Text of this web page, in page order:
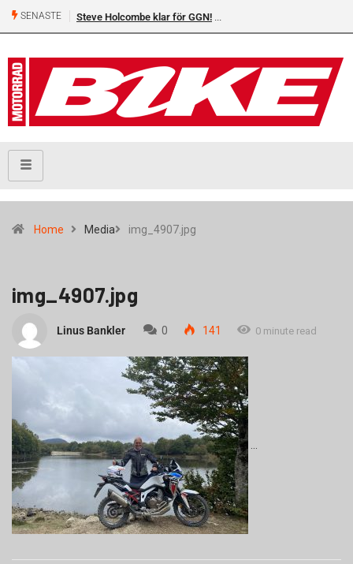
SENASTE Steve Holcombe klar för GGN!
Home Media img_4907.jpg
img_4907.jpg
Linus Bankler 0 141 0 minute read